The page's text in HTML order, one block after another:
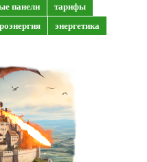
панели
тарифы
энергетика